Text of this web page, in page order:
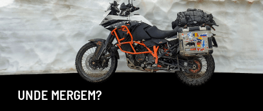
URMARESTE-MA PE
FACEBOOK
YOUTUBE
INSTAGRAM
UNDE MERGEM?